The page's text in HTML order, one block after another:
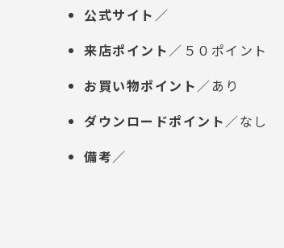
公式サイト ／
来店ポイント／５０ポイント
お買い物ポイント／あり
ダウンロードポイント／なし
備考／